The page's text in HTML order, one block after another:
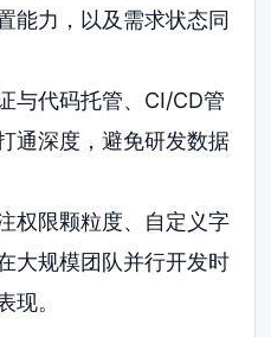
能力，以及需求状态同
与代码托管、CI/CD管
通深度，避免研发数据
权限颗粒度、自定义字
大规模团队并行开发时
现。